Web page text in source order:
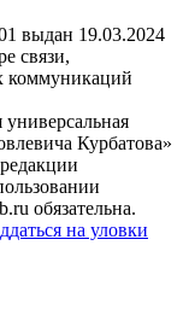
выдан 19.03.2024
связи,
коммуникаций
Курбатова»
обязательна.
на уловки